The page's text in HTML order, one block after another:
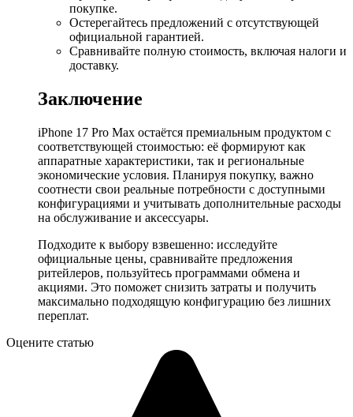
покупке.
Остерегайтесь предложений с отсутствующей
официальной гарантией.
Сравнивайте полную стоимость, включая налоги и
доставку.
Заключение
iPhone 17 Pro Max остаётся премиальным продуктом с
соответствующей стоимостью: её формируют как
аппаратные характеристики, так и региональные
экономические условия. Планируя покупку, важно
соотнести свои реальные потребности с доступными
конфигурациями и учитывать дополнительные расходы
на обслуживание и аксессуары.
Подходите к выбору взвешенно: исследуйте
официальные цены, сравнивайте предложения
ритейлеров, пользуйтесь программами обмена и
акциями. Это поможет снизить затраты и получить
максимально подходящую конфигурацию без лишних
переплат.
Оцените статью